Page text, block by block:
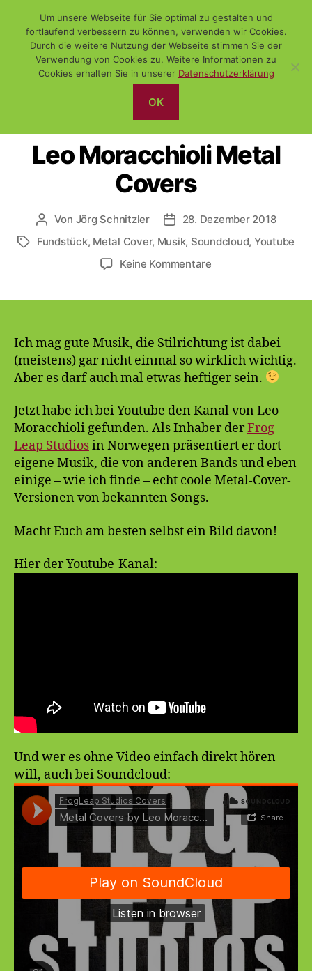
WiSch
Kategorien
FUNDSTÜCK
Leo Moracchioli Metal
Covers
Beitragsautor
Von Jörg Schnitzler Veröffentlichungsdatum
28. Dezember 2018
Schlagwörter
Fundstück, Metal Cover, Musik, Soundcloud, Youtube
Keine Kommentarezu
Ich mag gute Musik, die Stilrichtung ist dabei
(meistens) gar nicht einmal so wirklich wichtig.
Aber es darf auch mal etwas heftiger sein.
Jetzt habe ich bei Youtube den Kanal von Leo
Moracchioli gefunden. Als Inhaber derFrog
Leap Studiosin Norwegen präsentiert er dort
eigene Musik, die von anderen Bands und eben
einige – wie ich finde – echt coole Metal-Cover-
Versionen von bekannten Songs.
Macht Euch am besten selbst ein Bild davon!
Hier der Youtube-Kanal:
Und wer es ohne Video einfach direkt hören
will, auch bei Soundcloud:
Um unsere Webseite für Sie optimal zu gestalten und
fortlaufend verbessern zu können, verwenden wir Cookies.
Durch die weitere Nutzung der Webseite stimmen Sie der
Verwendung von Cookies zu. Weitere Informationen zu
Cookies erhalten Sie in unserer Datenschutzerklärung
OK